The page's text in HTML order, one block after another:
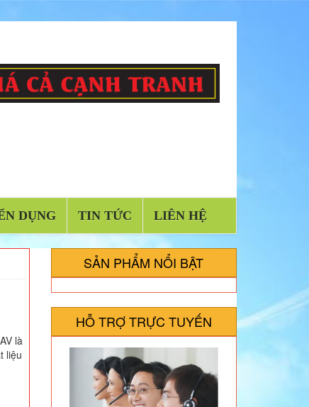
DỤNG TIN TỨC LIÊN HỆ
là
liệu
SẢN PHẨM NỔI BẬT
HỖ TRỢ TRỰC TUYẾN